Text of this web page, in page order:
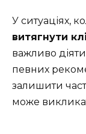
У ситуаціях,
витягнути
важливо
певних
залишити
може